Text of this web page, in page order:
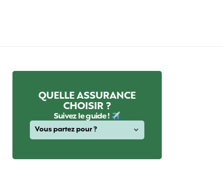
QUELLE ASSURANCE
CHOISIR ?
Suivez le guide !